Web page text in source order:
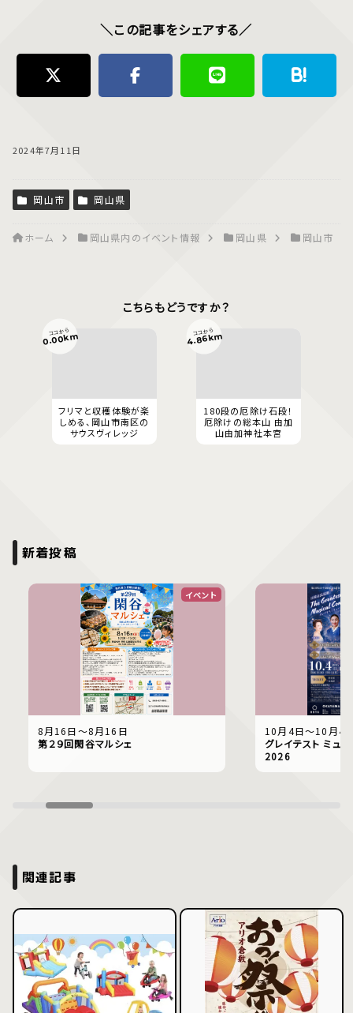
＼この記事をシェアする／
2024年7月11日
岡山市 岡山県
ホーム 岡山県内のイベント情報 岡山県 岡山市
こちらもどうですか？
フリマと収穫体験が楽
しめる、岡山市南区の
サウスヴィレッジ
ココから
0.00km
180段の厄除け石段！
厄除けの総本山 由加
山由加神社本宮
ココから
4.86km
新着投稿
イベント
8月16日〜8月16日
第２９回閑谷マルシェ
10月4日〜10月4
グレイテスト ミュ
2026
関連記事